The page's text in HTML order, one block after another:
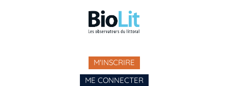
M'INSCRIRE
ME CONNECTER